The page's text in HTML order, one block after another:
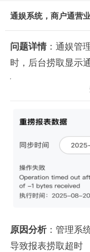
通娱系统，商户通营
问题详情：通娱管
时，后台捞取显示
原因分析：管理系
导致报表捞取超时